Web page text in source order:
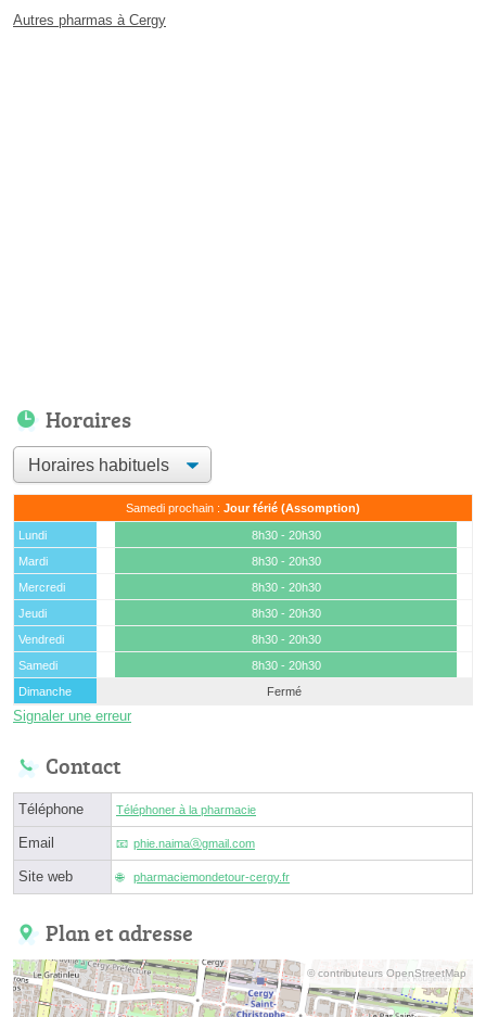
Autres pharmas à Cergy
Horaires
Samedi prochain : Jour férié (Assomption)
Lundi
8h30 - 20h30
Mardi
8h30 - 20h30
Mercredi
8h30 - 20h30
Jeudi
8h30 - 20h30
Vendredi
8h30 - 20h30
Samedi
8h30 - 20h30
Dimanche
Fermé
Signaler une erreur
Contact
Téléphone Téléphoner à la pharmacie
Email phie.naimaⓐgmail.com
Site web pharmaciemondetour-cergy.fr
Plan et adresse
© contributeurs OpenStreetMap